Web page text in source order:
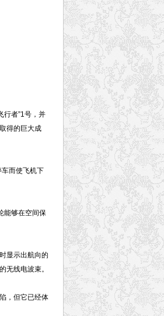
者”1号，并
得的巨大成
而使飞机下
能够在空间保
显示出航向的
无线电波束。
，但它已经体